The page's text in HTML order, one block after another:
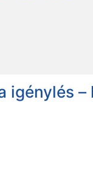
igénylés